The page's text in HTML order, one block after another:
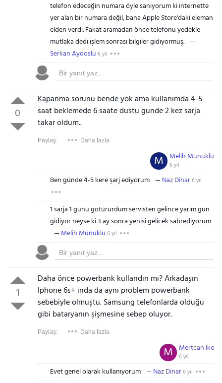
telefon edeceğin numara öyle sanıyorum ki internette
yer alan bir numara değil, bana Apple Store'daki eleman
elden verdi. Fakat aramadan önce telefonu yedekle
mutlaka dedi işlem sonrası bilgiler gidiyormuş.
Serkan Aydoslu 6 yıl
0
Kapanma sorunu bende yok ama kullanimda 4-5
saat beklemede 6 saate dustu gunde 2 kez sarja
takar oldum..
Paylaş: Daha fazla
Melih Münüklü
6 yıl
M
Ben günde 4-5 kere şarj ediyorum Naz Dinar6 yıl
1 sarja 1 gunu gotururdum servisten gelince yarim gun
gidiyor neyse ki 3 ay sonra yenisi gelicek sabrediyorum
Melih Münüklü 6 yıl
1
Daha önce powerbank kullandın mı? Arkadaşın
Iphone 6s+ ında da aynı problem powerbank
sebebiyle olmuştu. Samsung telefonlarda olduğu
gibi bataryanın şişmesine sebep oluyor.
Paylaş: Daha fazla
Mertcan İke
6 yıl
M
Evet genel olarak kullanıyorum Naz Dinar6 yıl